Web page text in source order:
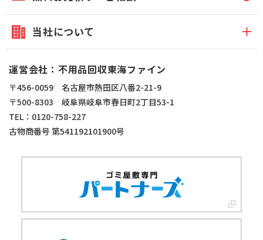
当社について
運営会社：不用品回収東海ファイン
〒456-0059 名古屋市熱田区八番2-21-9
〒500-8303 岐阜県岐阜市春日町2丁目53-1
TEL：0120-758-227
古物商番号 第541192101900号